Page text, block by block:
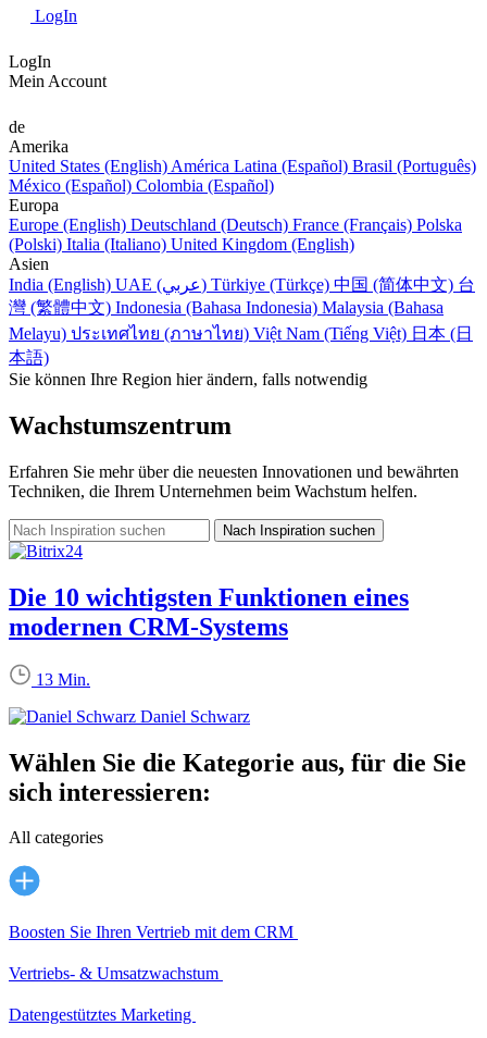
LogIn
LogIn
Mein Account
de
Amerika
United States (English) América Latina (Español) Brasil (Português)
México (Español) Colombia (Español)
Europa
Europe (English) Deutschland (Deutsch) France (Français) Polska
(Polski) Italia (Italiano) United Kingdom (English)
Asien
India (English)
UAE (عربي) Türkiye (Türkçe) 中国 (简体中文) 台
灣 (繁體中文) Indonesia (Bahasa Indonesia) Malaysia (Bahasa
Melayu) ประเทศไทย (ภาษาไทย) Việt Nam (Tiếng Việt) 日本 (日
本語)
Sie können Ihre Region hier ändern, falls notwendig
Wachstumszentrum
Erfahren Sie mehr über die neuesten Innovationen und bewährten
Techniken, die Ihrem Unternehmen beim Wachstum helfen.
Die 10 wichtigsten Funktionen eines
modernen CRM-Systems
13 Min.
Daniel Schwarz
Wählen Sie die Kategorie aus, für die Sie
sich interessieren:
All categories
Boosten Sie Ihren Vertrieb mit dem CRM
Vertriebs- & Umsatzwachstum
Datengestütztes Marketing